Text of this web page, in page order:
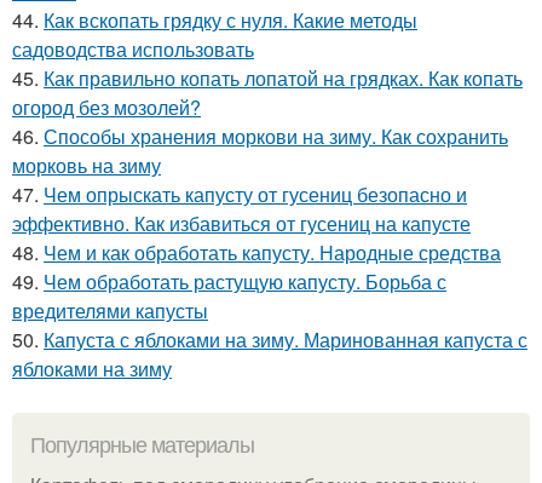
44. Как вскопать грядку с нуля. Какие методы
садоводства использовать
45. Как правильно копать лопатой на грядках. Как копать
огород без мозолей?
46. Способы хранения моркови на зиму. Как сохранить
морковь на зиму
47. Чем опрыскать капусту от гусениц безопасно и
эффективно. Как избавиться от гусениц на капусте
48. Чем и как обработать капусту. Народные средства
49. Чем обработать растущую капусту. Борьба с
вредителями капусты
50. Капуста с яблоками на зиму. Маринованная капуста с
яблоками на зиму
Популярные материалы